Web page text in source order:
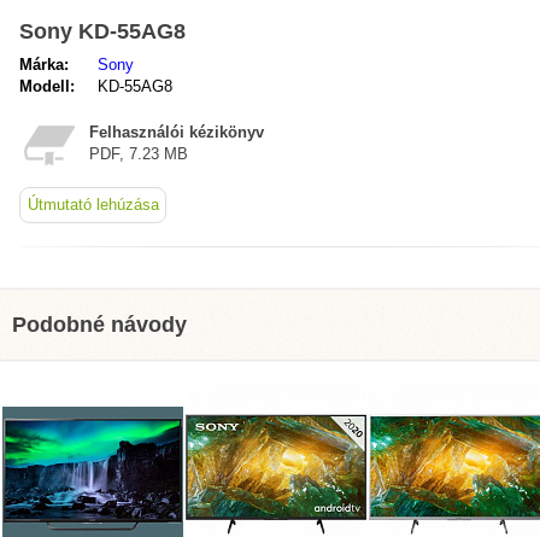
Sony KD-55AG8
Márka:
Sony
Modell:
KD-55AG8
Felhasználói kézikönyv
PDF, 7.23 MB
Útmutató lehúzása
Podobné návody